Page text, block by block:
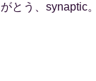
とう、synaptic。